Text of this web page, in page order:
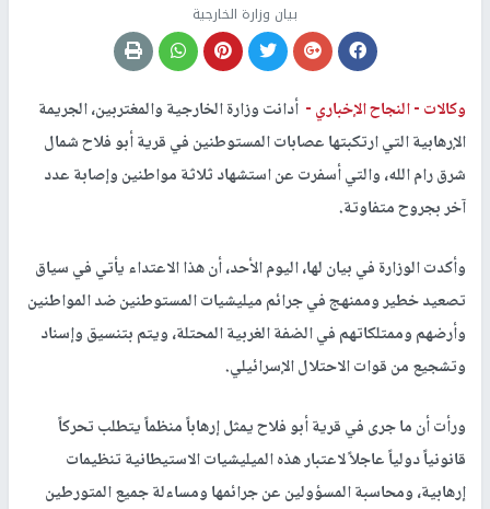
بيان وزارة الخارجية
وكالات -النجاح الإخباري - أدانت وزارة الخارجية والمغتربين، الجريمة
الإرهابية التي ارتكبتها عصابات المستوطنين في قرية أبو فلاح شمال
شرق رام الله، والتي أسفرت عن استشهاد ثلاثة مواطنين وإصابة عدد
آخر بجروح متفاوتة.
وأكدت الوزارة في بيان لها، اليوم الأحد، أن هذا الاعتداء يأتي في سياق
تصعيد خطير وممنهج في جرائم ميليشيات المستوطنين ضد المواطنين
وأرضهم وممتلكاتهم في الضفة الغربية المحتلة، ويتم بتنسيق وإسناد
وتشجيع من قوات الاحتلال الإسرائيلي.
ورأت أن ما جرى في قرية أبو فلاح يمثل إرهاباً منظماً يتطلب تحركاً
قانونياً دولياً عاجلاً لاعتبار هذه الميليشيات الاستيطانية تنظيمات
إرهابية، ومحاسبة المسؤولين عن جرائمها ومساءلة جميع المتورطين